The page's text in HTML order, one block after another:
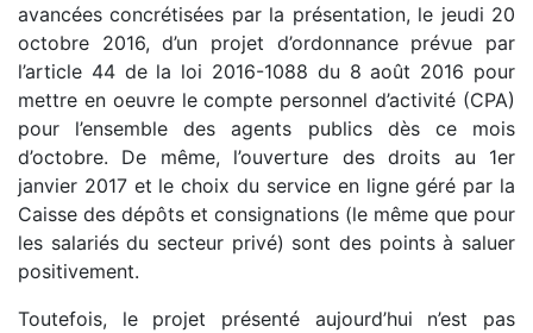
avancées concrétisées par la présentation, le jeudi 20
octobre 2016, d’un projet d’ordonnance prévue par
l’article 44 de la loi 2016-1088 du 8 août 2016 pour
mettre en oeuvre le compte personnel d’activité (CPA)
pour l’ensemble des agents publics dès ce mois
d’octobre. De même, l’ouverture des droits au 1er
janvier 2017 et le choix du service en ligne géré par la
Caisse des dépôts et consignations (le même que pour
les salariés du secteur privé) sont des points à saluer
positivement.
Toutefois, le projet présenté aujourd’hui n’est pas